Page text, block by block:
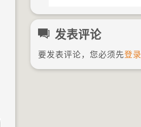
发表评论
要发表评论，您必须先登录